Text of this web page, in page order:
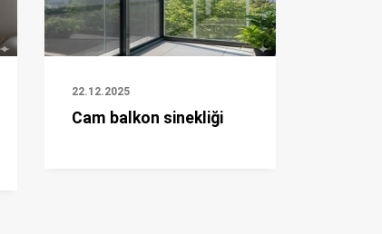
22.12.2025
Cam balkon sinekliği